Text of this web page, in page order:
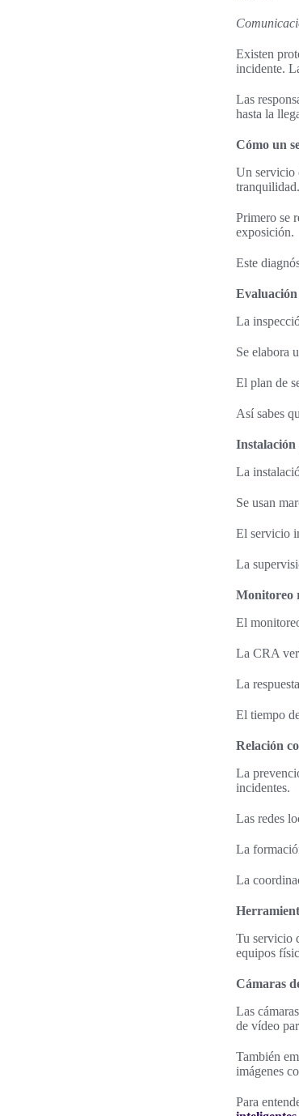
Existen
incidente.
Las
hasta la
Cómo un
Un servicio
tranquilidad.
Primero se
exposición.
Este
Evaluación
La
Se elabora
El plan de
Así sabes
Instalación
La
Se usan
El servicio
La
Monitoreo
El
La CRA
La
El tiempo
Relación
La
incidentes.
Las redes
La
La
Tu servicio
equipos
Cámaras
Las
de vídeo
También
imágenes
Para